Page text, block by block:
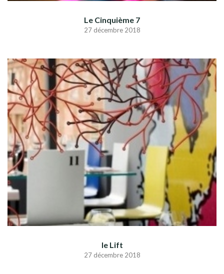
Le Cinquième 7
27 décembre 2018
le Lift
27 décembre 2018